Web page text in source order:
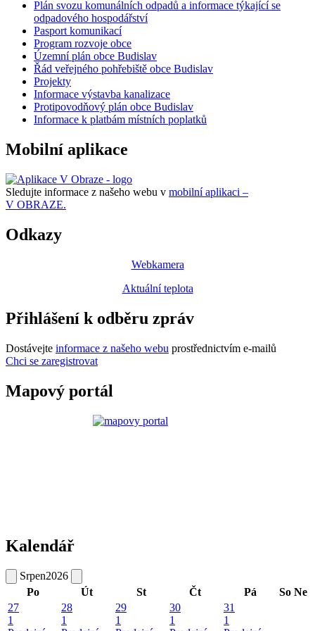
Plán svozu komunálních odpadů a informace týkající se
odpadového hospodářství
Pasport komunikací
Program rozvoje obce
Územní plán obce Budislav
Řád veřejného pohřebiště obce Budislav
Projekty
Informace výstavba kanalizace
Protipovodňový plán obce Budislav
Informace k platbám místních poplatků
Mobilní aplikace
Sledujte informace z našeho webu v mobilní aplikaci –
V OBRAZE.
Odkazy
Webkamera
Aktuální teplota
Přihlášení k odběru zpráv
Dostávejte informace z našeho webu prostřednictvím e-mailů
Chci se zaregistrovat
Mapový portál
Kalendář
Srpen2026
Po
Út St Čt Pá So Ne
27
1
28
1
29
1
30
1
31
1